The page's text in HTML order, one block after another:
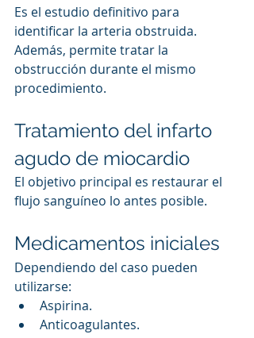
Es el estudio definitivo para
identificar la arteria obstruida.
Además, permite tratar la
obstrucción durante el mismo
procedimiento.
Tratamiento del infarto
agudo de miocardio
El objetivo principal es restaurar el
flujo sanguíneo lo antes posible.
Medicamentos iniciales
Dependiendo del caso pueden
utilizarse:
Aspirina.
Anticoagulantes.